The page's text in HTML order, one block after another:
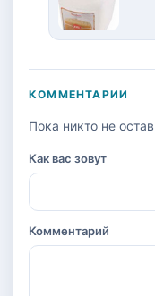
КОММЕНТАРИИ
Пока никто не
Как вас зовут
Комментарий